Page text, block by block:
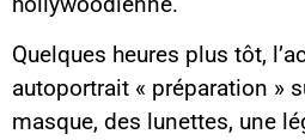
Quelques heures plus tôt,
autoportrait « préparation »
masque, des lunettes, une